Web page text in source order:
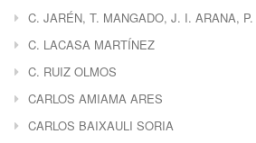
C. JARÉN, T. MANGADO, J. I. ARANA,
C. LACASA MARTÍNEZ
C. RUIZ OLMOS
CARLOS AMIAMA ARES
CARLOS BAIXAULI SORIA